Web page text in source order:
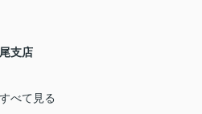
支店
すべて見る